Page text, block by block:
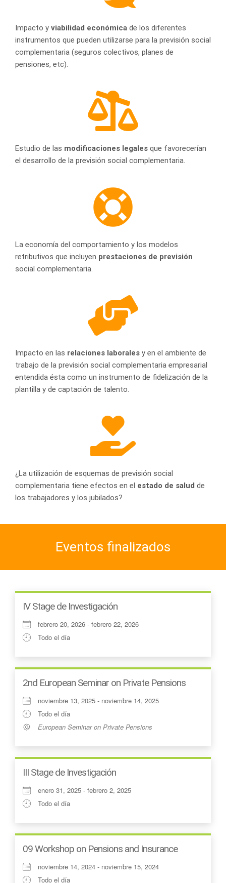
Impacto y viabilidad económica de los diferentes
instrumentos que pueden utilizarse para la previsión social
complementaria (seguros colectivos, planes de
pensiones, etc).
Estudio de las modificaciones legales que favorecerían
el desarrollo de la previsión social complementaria.
La economía del comportamiento y los modelos
retributivos que incluyen prestaciones de previsión
social complementaria.
Impacto en las relaciones laborales y en el ambiente de
trabajo de la previsión social complementaria empresarial
entendida ésta como un instrumento de fidelización de la
plantilla y de captación de talento.
¿La utilización de esquemas de previsión social
complementaria tiene efectos en el estado de salud de
los trabajadores y los jubilados?
Eventos finalizados
IV Stage de Investigación
febrero 20, 2026 - febrero 22, 2026
Todo el día
2nd European Seminar on Private Pensions
noviembre 13, 2025 - noviembre 14, 2025
Todo el día
European Seminar on Private Pensions
III Stage de Investigación
enero 31, 2025 - febrero 2, 2025
Todo el día
09 Workshop on Pensions and Insurance
noviembre 14, 2024 - noviembre 15, 2024
Todo el día